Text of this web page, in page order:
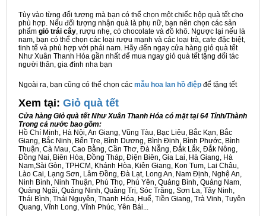
Tùy vào từng đối tượng mà bạn có thể chọn một chiếc hộp quà tết cho
phù hợp. Nếu đối tượng nhận quà là phụ nữ, bạn nên chọn các sản
phẩm giỏ trái cây, rượu nhẹ, có chocolate và đồ khô. Ngược lại nếu là
nam, bạn có thể chọn các loại rượu mạnh và các loại trà, cafe đặc biệt,
tinh tế và phù hợp với phái nam. Hãy đến ngay cửa hàng giỏ quà tết
Như Xuân Thanh Hóa gần nhất để mua ngay giỏ quà tết tặng đối tác
người thân, gia đình nha bạn
Ngoài ra, bạn cũng có thể chọn các mẫu hoa lan hồ điệp để tặng tết
Xem tại: Giỏ quà tết
Cửa hàng Giỏ quà tết Như Xuân Thanh Hóa có mặt tại 64 Tỉnh/Thành
Trong cả nước bao gồm:
Hồ Chí Minh, Hà Nội, An Giang, Vũng Tàu, Bạc Liêu, Bắc Kạn, Bắc
Giang, Bắc Ninh, Bến Tre, Bình Dương, Bình Định, Bình Phước, Bình
Thuận, Cà Mau, Cao Bằng, Cần Thơ, Đà Nẵng, Đắk Lắk, Đắk Nông,
Đồng Nai, Biên Hòa, Đồng Tháp, Điện Biên, Gia Lai, Hà Giang, Hà
Nam,Sài Gòn, TPHCM, Khánh Hòa, Kiên Giang, Kon Tum, Lai Châu,
Lào Cai, Lạng Sơn, Lâm Đồng, Đà Lạt, Long An, Nam Định, Nghệ An,
Ninh Bình, Ninh Thuận, Phú Thọ, Phú Yên, Quảng Bình, Quảng Nam,
Quảng Ngãi, Quảng Ninh, Quảng Trị, Sóc Trăng, Sơn La, Tây Ninh,
Thái Bình, Thái Nguyên, Thanh Hóa, Huế, Tiền Giang, Trà Vinh, Tuyên
Quang, Vĩnh Long, Vĩnh Phúc, Yên Bái...